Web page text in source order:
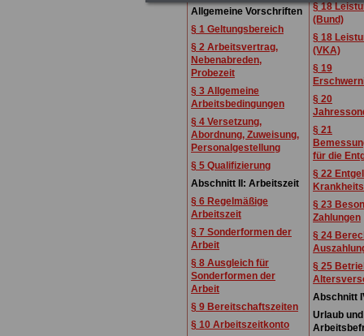
Allgemeine Vorschriften
§ 1 Geltungsbereich
§ 2 Arbeitsvertrag,
Nebenabreden,
Probezeit
§ 3 Allgemeine
Arbeitsbedingungen
§ 4 Versetzung,
Abordnung, Zuweisung,
Personalgestellung
§ 5 Qualifizierung
Abschnitt II: Arbeitszeit
§ 6 Regelmäßige
Arbeitszeit
§ 7 Sonderformen der
Arbeit
§ 8 Ausgleich für
Sonderformen der
Arbeit
§ 9 Bereitschaftszeiten
§ 10 Arbeitszeitkonto
§ 18
(Bund)
§ 18
(VKA)
§ 19
§ 20
§ 21
für die
§ 22
§ 23
Zahlungen
§ 24
§ 25
Abschnitt
Urlaub und